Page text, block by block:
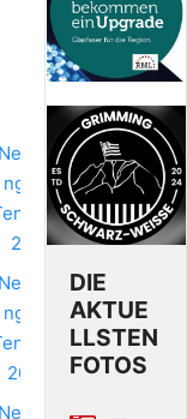
DIE
AKTUE
LLSTEN
FOTOS